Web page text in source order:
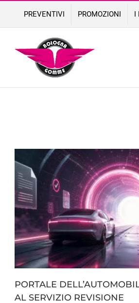
content
PREVENTIVI PROMOZIONI I
PORTALE
AL SERVIZIO REVISIONE